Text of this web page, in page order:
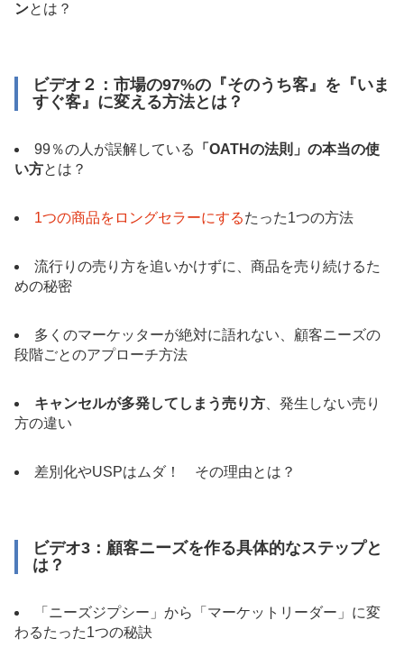
ンとは？
ビデオ２：市場の97%の『そのうち客』を『いま
すぐ客』に変える方法とは？
99％の人が誤解している
「OATHの法則」の本当の使
い方とは？
1つの商品をロングセラーにするたった1つの方法
流行りの売り方を追いかけずに、商品を売り続けるた
めの秘密
多くのマーケッターが絶対に語れない、顧客ニーズの
段階ごとのアプローチ方法
キャンセルが多発してしまう売り方、発生しない売り
方の違い
差別化やUSPはムダ！ その理由とは？
ビデオ3：顧客ニーズを作る具体的なステップと
は？
「ニーズジプシー」から「マーケットリーダー」に変
わるたった1つの秘訣